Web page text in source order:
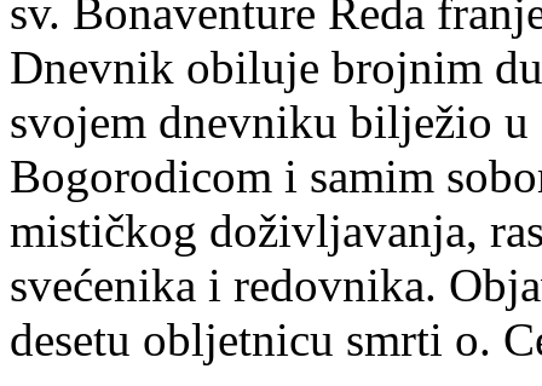
sv. Bonaventure Reda
Dnevnik obiluje brojnim
svojem dnevniku bilježio
Bogorodicom i samim
mističkog doživljavanja,
svećenika i redovnika.
desetu obljetnicu smrti o.